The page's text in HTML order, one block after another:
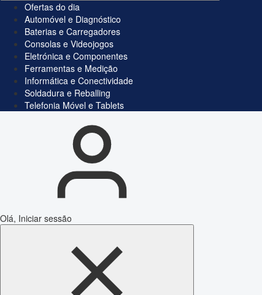
Ofertas do dia
Automóvel e Diagnóstico
Baterias e Carregadores
Consolas e Videojogos
Eletrónica e Componentes
Ferramentas e Medição
Informática e Conectividade
Soldadura e Reballing
Telefonia Móvel e Tablets
Olá, Iniciar sessão